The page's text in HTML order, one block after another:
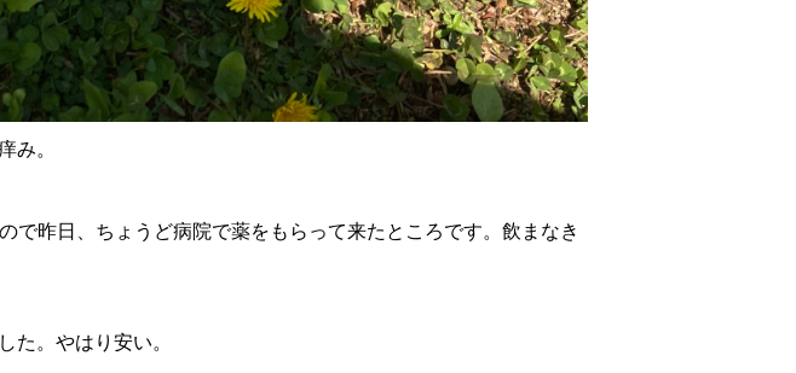
み。
昨日、ちょうど病院で薬をもらって来たところです。飲まなき
。やはり安い。